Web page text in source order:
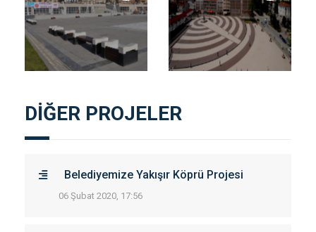
DİĞER PROJELER
Belediyemize Yakışır Köprü Projesi
06 Şubat 2020, 17:56